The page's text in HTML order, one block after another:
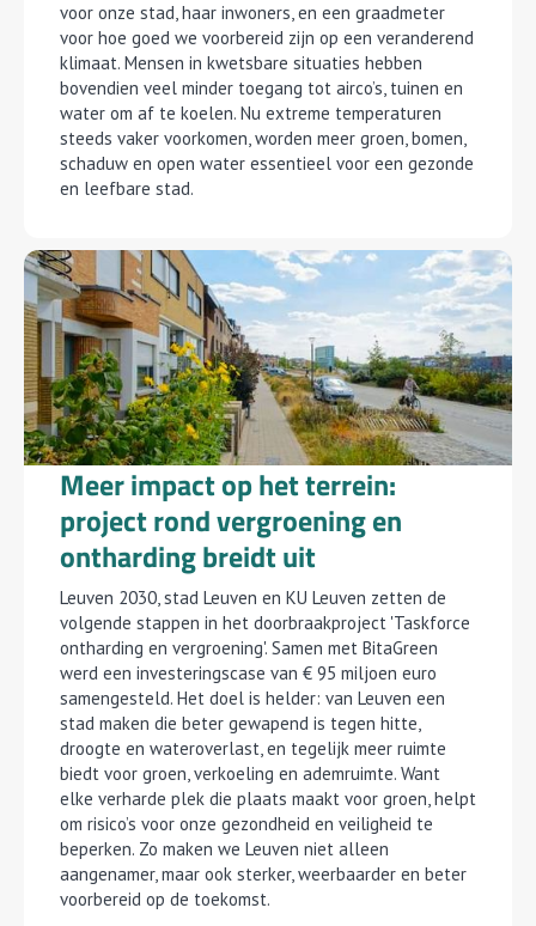
voor onze stad, haar inwoners, en een graadmeter
voor hoe goed we voorbereid zijn op een veranderend
klimaat. Mensen in kwetsbare situaties hebben
bovendien veel minder toegang tot airco’s, tuinen en
water om af te koelen. Nu extreme temperaturen
steeds vaker voorkomen, worden meer groen, bomen,
schaduw en open water essentieel voor een gezonde
en leefbare stad.
Meer impact op het terrein:
project rond vergroening en
ontharding breidt uit
Leuven 2030, stad Leuven en KU Leuven zetten de
volgende stappen in het doorbraakproject 'Taskforce
ontharding en vergroening'. Samen met BitaGreen
werd een investeringscase van € 95 miljoen euro
samengesteld. Het doel is helder: van Leuven een
stad maken die beter gewapend is tegen hitte,
droogte en wateroverlast, en tegelijk meer ruimte
biedt voor groen, verkoeling en ademruimte. Want
elke verharde plek die plaats maakt voor groen, helpt
om risico’s voor onze gezondheid en veiligheid te
beperken. Zo maken we Leuven niet alleen
aangenamer, maar ook sterker, weerbaarder en beter
voorbereid op de toekomst.